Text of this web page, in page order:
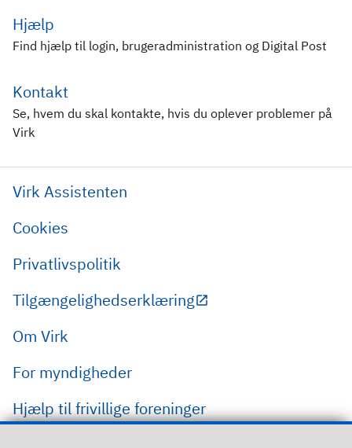
Hjælp
Find hjælp til login, brugeradministration og Digital Post
Kontakt
Se, hvem du skal kontakte, hvis du oplever problemer på
Virk
Virk Assistenten
Cookies
Privatlivspolitik
Tilgængelighedserklæring
Om Virk
For myndigheder
Hjælp til frivillige foreninger